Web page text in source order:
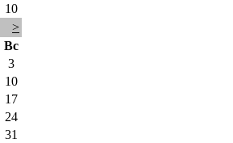
10
>
Вс
3
10
17
24
31